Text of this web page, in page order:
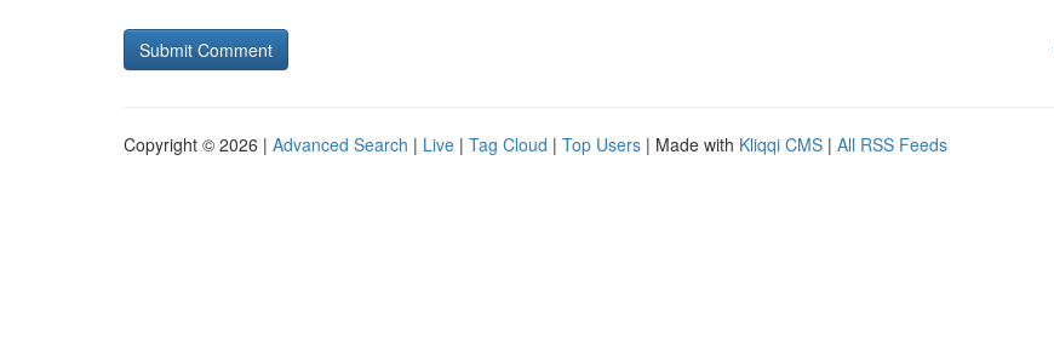
Copyright © 2026 | Advanced Search | Live | Tag Cloud | Top Users | Made with Kliqqi CMS | All RSS Feeds